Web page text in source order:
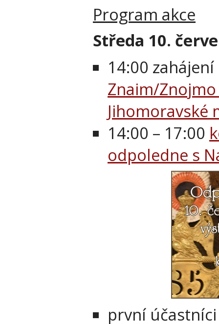
Program akce
Středa 10.
14:00
Znaim/
Jihomoravské
14:00 – 17:00
odpoledne s
první